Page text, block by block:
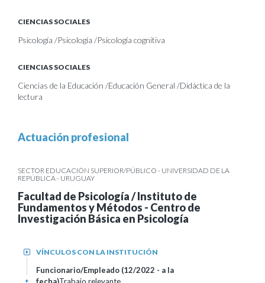
CIENCIAS SOCIALES
Psicología /Psicología /Psicología cognitiva
CIENCIAS SOCIALES
Ciencias de la Educación /Educación General /Didáctica de la
lectura
Actuación profesional
SECTOR EDUCACIÓN SUPERIOR/PÚBLICO - UNIVERSIDAD DE LA
REPÚBLICA - URUGUAY
Facultad de Psicología / Instituto de
Fundamentos y Métodos - Centro de
Investigación Básica en Psicología
VÍNCULOS CON LA INSTITUCIÓN
+
Funcionario/Empleado (12/2022 - a la
+